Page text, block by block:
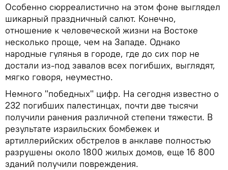
Особенно сюрреалистично на этом фоне выглядел
шикарный праздничный салют. Конечно,
отношение к человеческой жизни на Востоке
несколько проще, чем на Западе. Однако
народные гулянья в городе, где до сих пор не
достали из-под завалов всех погибших, выглядят,
мягко говоря, неуместно.
Немного "победных" цифр. На сегодня известно о
232 погибших палестинцах, почти две тысячи
получили ранения различной степени тяжести. В
результате израильских бомбежек и
артиллерийских обстрелов в анклаве полностью
разрушены около 1800 жилых домов, еще 16 800
зданий получили повреждения.